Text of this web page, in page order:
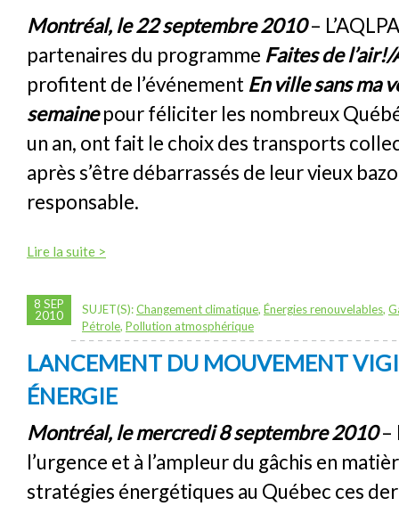
Montréal, le 22 septembre 2010–
partenaires du programme Faites de
profitent de l’événement En ville sans ma
semainepour féliciter les nombreux
un an, ont fait le choix des transports
après s’être débarrassés de leur vieux
responsable.
Lire la suite >
8 SEP
2010
SUJET(S):Changement climatique, Énergies renouvelables,
Pétrole, Pollution atmosphérique
LANCEMENT DU MOUVEMENT
ÉNERGIE
Montréal, le mercredi 8 septembre 2010–
l’urgence et à l’ampleur du gâchis en
stratégies énergétiques au Québec ces